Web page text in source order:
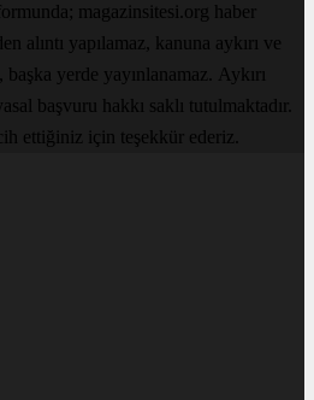
magazinsitesi.org haber
alıntı yapılamaz, kanuna aykırı ve
yerde yayınlanamaz. Aykırı
başvuru hakkı saklı tutulmaktadır.
ettiğiniz için teşekkür ederiz.